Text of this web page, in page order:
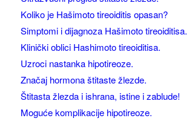
Koliko je Hašimoto tireoiditis opasan?
Simptomi i dijagnoza Hašimoto tireoiditisa.
Klinički oblici Hashimoto tireoiditisa.
Uzroci nastanka hipotireoze.
Značaj hormona štitaste žlezde.
Štitasta žlezda i ishrana, istine i zablude!
Moguće komplikacije hipotireoze.